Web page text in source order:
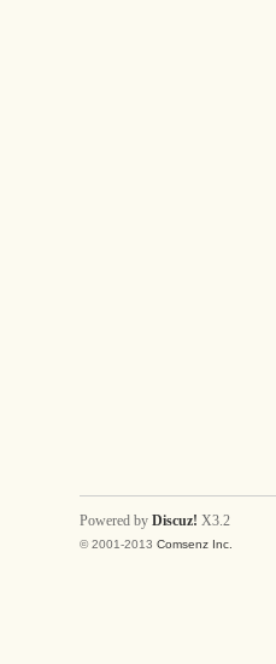
Powered by Discuz! X3.2
© 2001-2013 Comsenz Inc.